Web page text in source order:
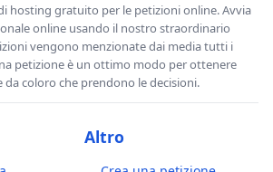
hosting gratuito per le petizioni online. Avvia
online usando il nostro straordinario
vengono menzionate dai media tutti i
petizione è un ottimo modo per ottenere
coloro che prendono le decisioni.
Altro